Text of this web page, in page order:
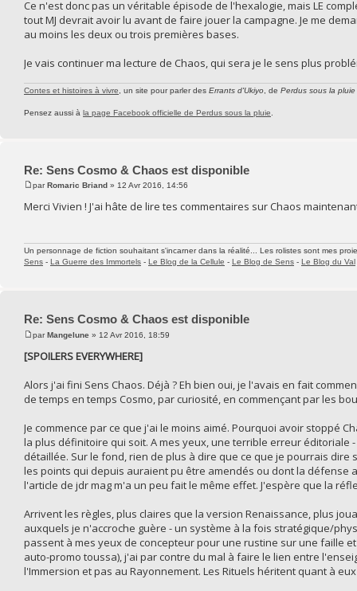
Ce n'est donc pas un véritable épisode de l'hexalogie, mais LE
tout MJ devrait avoir lu avant de faire jouer la campagne. Je me
au moins les deux ou trois premières bases.
Je vais continuer ma lecture de Chaos, qui sera je le sens plus
Contes et histoires à vivre , un site pour parler des Errants d'Ukiyo , de Perdus sous la pluie
Pensez aussi à la page Facebook officielle de Perdus sous la pluie
Re: Sens Cosmo & Chaos est disponible
parRomaric Briand » 12 Avr 2016, 14:56
Merci Vivien ! J'ai hâte de lire tes commentaires sur Chaos
Un personnage de fiction souhaitant s'incarner dans la réalité... Les rolistes sont mes
Sens - La Guerre des Immortels - Le Blog de la Cellule - Le Blog de Sens - Le Blog du Val
Re: Sens Cosmo & Chaos est disponible
parMangelune » 12 Avr 2016, 18:59
[SPOILERS EVERYWHERE]
Alors j'ai fini Sens Chaos. Déjà ? Eh bien oui, je l'avais en fait
de temps en temps Cosmo, par curiosité, en commençant par les
Je commence par ce que j'ai le moins aimé. Pourquoi avoir stoppé
la plus définitoire qui soit. A mes yeux, une terrible erreur
détaillée. Sur le fond, rien de plus à dire que ce que je pourrais
les points qui depuis auraient pu être amendés ou dont la défense
l'article de jdr mag m'a un peu fait le même effet. J'espère que la
Arrivent les règles, plus claires que la version Renaissance, plus
auxquels je n'accroche guère - un système à la fois stratégique/
passent à mes yeux de concepteur pour une rustine sur une faille
auto-promo toussa), j'ai par contre du mal à faire le lien entre
l'Immersion et pas au Rayonnement. Les Rituels héritent quant à